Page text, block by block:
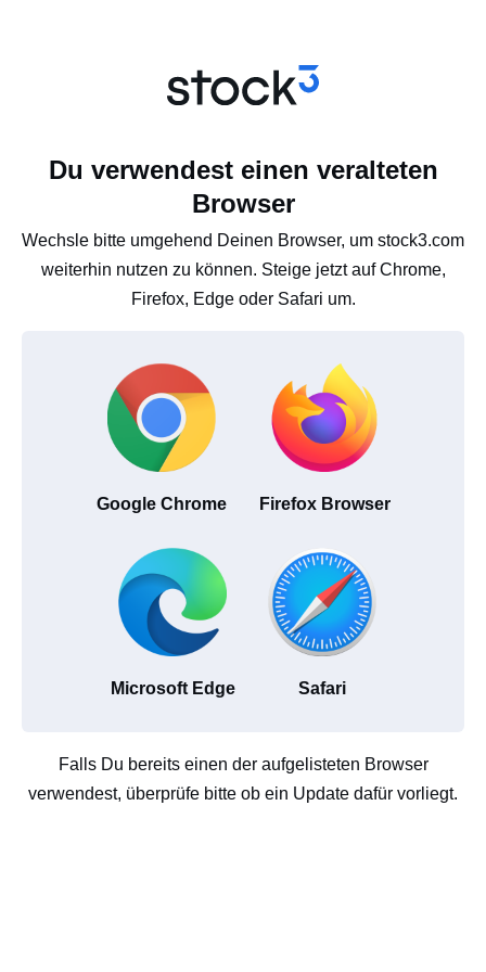
Du verwendest einen veralteten
Browser
Wechsle bitte umgehend Deinen Browser, um stock3.com
weiterhin nutzen zu können. Steige jetzt auf Chrome,
Firefox, Edge oder Safari um.
Google Chrome Firefox Browser
Microsoft Edge Safari
Falls Du bereits einen der aufgelisteten Browser
verwendest, überprüfe bitte ob ein Update dafür vorliegt.